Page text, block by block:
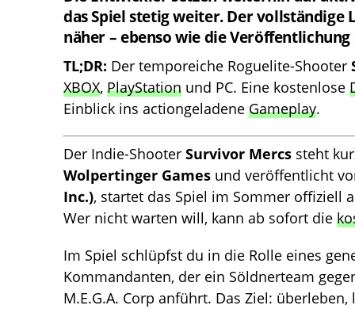
das Spiel stetig weiter. Der vollständige
näher – ebenso wie die
TL;DR: Der temporeiche Roguelite-Shooter
XBOX, PlayStation und PC. Eine kostenlose
Einblick ins actiongeladene Gameplay.
Der Indie-Shooter Survivor Mercs steht
Wolpertinger Games und veröffentlicht
Inc.), startet das Spiel im Sommer offiziell
Wer nicht warten will, kann ab sofort die
Im Spiel schlüpfst du in die Rolle eines
Kommandanten, der ein Söldnerteam
M.E.G.A. Corp anführt. Das Ziel: